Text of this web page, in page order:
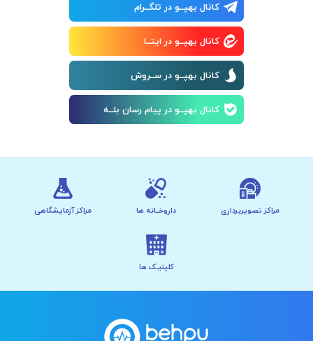
کانال بهپــو در تلگــرام
کانال بهپــو در ایتــا
کانال بهپــو در ســروش
کانال بهپــو در پیام رسان بلــه
مراکز تصویربرداری داروخــانه ها مراکز آزمایشگاهی
کلینیـک ها